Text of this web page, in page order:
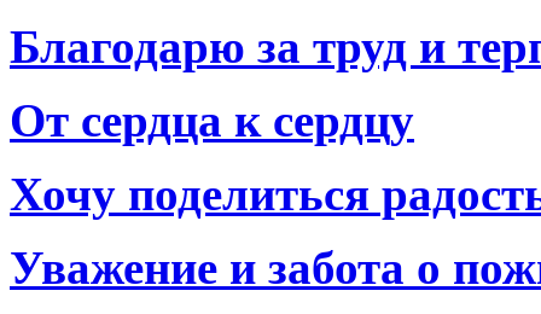
Благодарю за труд и
От сердца к сердцу
Хочу поделиться
Уважение и забота о